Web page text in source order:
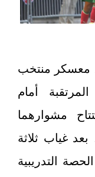
معسكر منتخب
أمام
مشوارهما
كأس العالم 2026، بعد غياب ثلاثة
التدريبية